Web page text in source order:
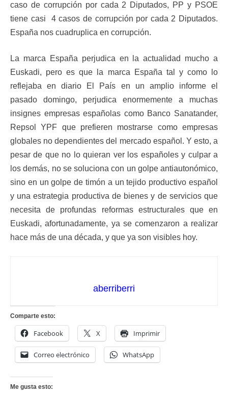
caso de corrupción por cada 2 Diputados, PP y PSOE
tiene casi 4 casos de corrupción por cada 2 Diputados.
España nos cuadruplica en corrupción.
La marca España perjudica en la actualidad mucho a
Euskadi, pero es que la marca España tal y como lo
reflejaba en diario El País en un amplio informe el
pasado domingo, perjudica enormemente a muchas
insignes empresas españolas como Banco Sanatander,
Repsol YPF que prefieren mostrarse como empresas
globales no dependientes del mercado español. Y esto, a
pesar de que no lo quieran ver los españoles y culpar a
los demás, no se soluciona con un golpe antiautonómico,
sino en un golpe de timón a un tejido productivo español
y una estrategia productiva de bienes y de servicios que
necesita de profundas reformas estructurales que en
Euskadi, afortunadamente, ya se comenzaron a realizar
hace más de una década, y que ya son visibles hoy.
aberriberri
Comparte esto:
Facebook X Imprimir
Correo electrónico WhatsApp
Me gusta esto: